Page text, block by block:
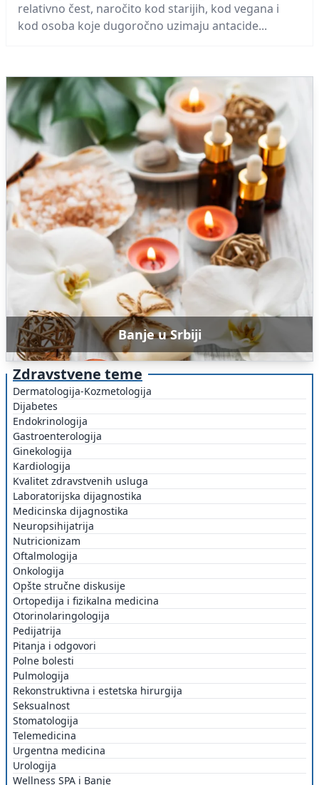
relativno čest, naročito kod starijih, kod vegana i
kod osoba koje dugoročno uzimaju antacide...
Banje u Srbiji
Zdravstvene teme
Dermatologija-Kozmetologija
Dijabetes
Endokrinologija
Gastroenterologija
Ginekologija
Kardiologija
Kvalitet zdravstvenih usluga
Laboratorijska dijagnostika
Medicinska dijagnostika
Neuropsihijatrija
Nutricionizam
Oftalmologija
Onkologija
Opšte stručne diskusije
Ortopedija i fizikalna medicina
Otorinolaringologija
Pedijatrija
Pitanja i odgovori
Polne bolesti
Pulmologija
Rekonstruktivna i estetska hirurgija
Seksualnost
Stomatologija
Telemedicina
Urgentna medicina
Urologija
Wellness SPA i Banje